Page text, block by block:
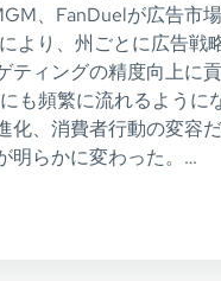
、FanDuelが広告市
より、州ごとに広告
ティングの精度向上に
も頻繁に流れるように
化、消費者行動の変容
明らかに変わった。…